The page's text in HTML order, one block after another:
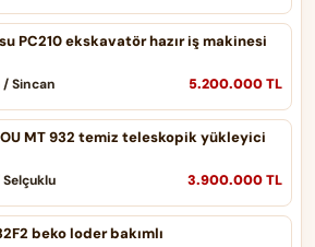
PC210 ekskavatör hazır iş makinesi
5.200.000 TL
Sincan
MT 932 temiz teleskopik yükleyici
3.900.000 TL
beko loder bakımlı